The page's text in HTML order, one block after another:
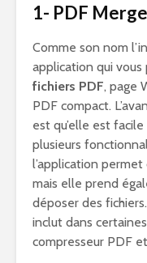
1- PDF Merge
Comme son nom
application qui
fichiers PDF, page
PDF compact.
est qu’elle est
plusieurs
l’application
mais elle prend
déposer des
inclut dans
compresseur PDF